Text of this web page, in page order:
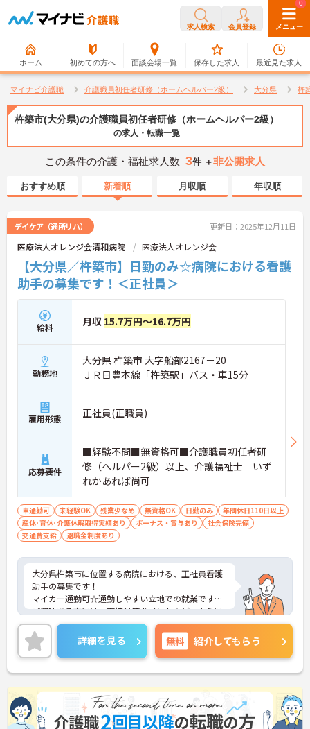
求人検索 会員登録 メニュー
ホーム 初めての方へ 面談会場一覧
0
保存した求人
0
最近見た求人
マイナビ介護職 介護職員初任者研修（ホームヘルパー2級） 大分県 杵
杵築市(大分県)の介護職員初任者研修（ホームヘルパー2級）
の求人・転職一覧
この条件の介護・福祉求人数 3件 ＋非公開求人
おすすめ順 新着順 月収順 年収順
デイケア（通所リハ） 更新日：2025年12月11日
医療法人オレンジ会清和病院 医療法人オレンジ会
【大分県／杵築市】日勤のみ☆病院における看護
助手の募集です！＜正社員＞
給料 月収 15.7万円～16.7万円
勤務地
大分県 杵築市 大字船部2167－20
ＪＲ日豊本線「杵築駅」バス・車15分
雇用形態 正社員(正職員)
応募要件
■経験不問■無資格可■介護職員初任者研
修（ヘルパー2級）以上、介護福祉士 いず
れかあれば尚可
車通勤可 未経験OK 残業少なめ 無資格OK 日勤のみ
年間休日110日以上
産休･育休･介護休暇取得実績あり
ボーナス・賞与あり
社会保険完備
交通費支給
退職金制度あり
大分県杵築市に位置する病院における、正社員看護
助手の募集です！
マイカー通勤可☆通勤しやすい立地での就業です！
ご興味ある方には、面接対策ポイントなど、さらに
詳細をお話しいたしますのでお気軽にご相談くださ
い。
詳細を見る 無料 紹介してもらう